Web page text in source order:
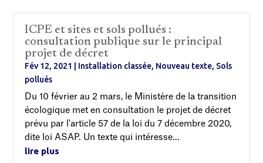
ICPE et sites et sols pollués :
consultation publique sur le principal
projet de décret
Fév 12, 2021 Installation classée, Nouveau texte, Sols
pollués
Du 10 février au 2 mars, le Ministère de la transition
écologique met en consultation le projet de décret
prévu par l'article 57 de la loi du 7 décembre 2020,
dite loi ASAP. Un texte qui intéresse...
lire plus